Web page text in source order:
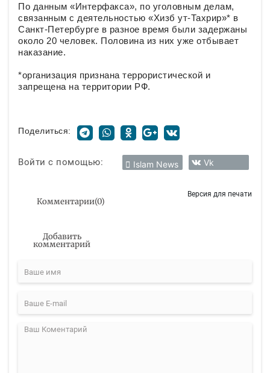
По данным «Интерфакса», по уголовным делам,
связанным с деятельностью «Хизб ут-Тахрир»* в
Санкт-Петербурге в разное время были задержаны
около 20 человек. Половина из них уже отбывает
наказание.
*организация признана террористической и
запрещена на территории РФ.
Поделиться:
Войти с помощью: Islam News Vk
Комментарии(0)
Версия для печати
Добавить
комментарий